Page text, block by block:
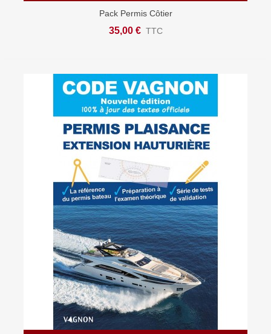
Pack Permis Côtier
35,00 € TTC